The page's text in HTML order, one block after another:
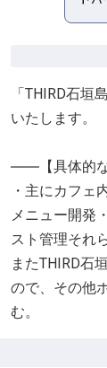
「THIRD石垣
いたします。
――【具体的な
・主にカフェ
メニュー開発
スト管理それ
またTHIRD石
ので、その他
む。